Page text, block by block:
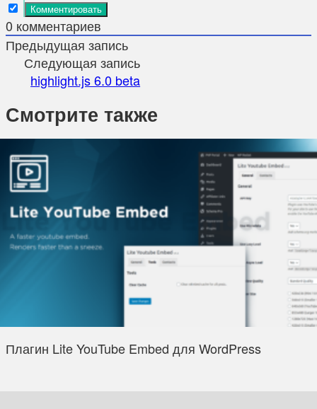
0 комментариев
Предыдущая запись
Следующая запись
highlight.js 6.0 beta
Смотрите также
Плагин Lite YouTube Embed для WordPress